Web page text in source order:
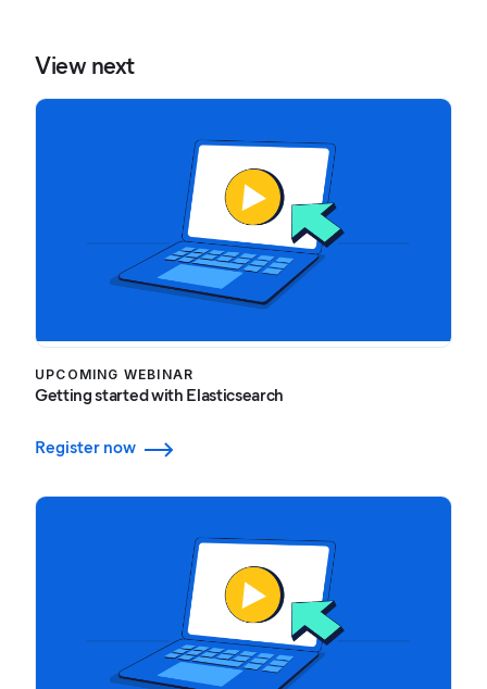
View next
UPCOMING WEBINAR
Getting started with Elasticsearch
Register now